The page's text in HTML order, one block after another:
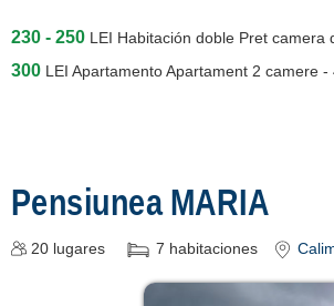
230 - 250 LEI Habitación doble Pret camera
300 LEI Apartamento Apartament 2 camere -
Pensiunea MARIA
20 lugares 7 habitaciones